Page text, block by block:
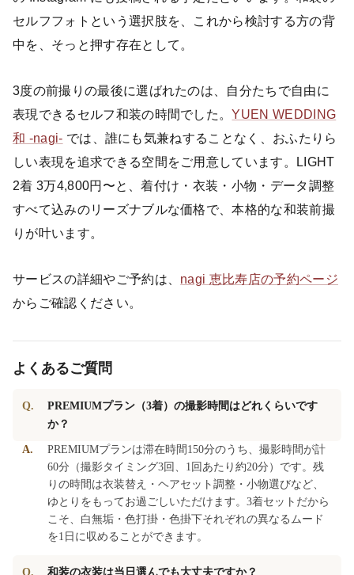
セルフフォトという選択肢を、これから検討する方の背
中を、そっと押す存在として。
3度の前撮りの最後に選ばれたのは、自分たちで自由に
表現できるセルフ和装の時間でした。YUEN WEDDING
和 -nagi- では、誰にも気兼ねすることなく、おふたりら
しい表現を追求できる空間をご用意しています。LIGHT
2着 3万4,800円〜と、着付け・衣装・小物・データ調整
すべて込みのリーズナブルな価格で、本格的な和装前撮
りが叶います。
サービスの詳細やご予約は、 nagi 恵比寿店の予約ページ
からご確認ください。
よくあるご質問
Q.
PREMIUMプラン（3着）の撮影時間はどれくらいです
か？
A.
PREMIUMプランは滞在時間150分のうち、撮影時間が計
60分（撮影タイミング3回、1回あたり約20分）です。残
りの時間は衣装替え・ヘアセット調整・小物選びなど、
ゆとりをもってお過ごしいただけます。3着セットだから
こそ、白無垢・色打掛・色掛下それぞれの異なるムード
を1日に収めることができます。
Q. 和装の衣装は当日選んでも大丈夫ですか？